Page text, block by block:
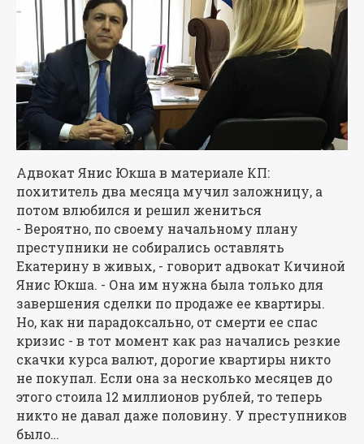
Адвокат Янис Юкша в материале КП:
похититель два месяца мучил заложницу, а
потом влюбился и решил жениться
- Вероятно, по своему начальному плану
преступники не собирались оставлять
Екатерину в живых, - говорит адвокат Кичиной
Янис Юкша. - Она им нужна была только для
завершения сделки по продаже ее квартиры.
Но, как ни парадоксально, от смерти ее спас
кризис - в тот момент как раз начались резкие
скачки курса валют, дорогие квартиры никто
не покупал. Если она за несколько месяцев до
этого стоила 12 миллионов рублей, то теперь
никто не давал даже половину. У преступников
было…